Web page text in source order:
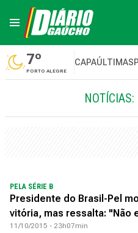
7º
PORTO ALEGRE
CAPAÚLTIMAS
NOTÍCIAS:
PELA SÉRIE B
Presidente do Brasil-Pel
vitória, mas ressalta: "Não
11/10/2015 - 23h07min